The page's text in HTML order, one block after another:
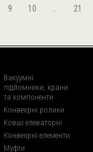
9 10 ...
21
Вакуумні
підйомники, крани
та компоненти
Конвеєрні ролики
Ковші елеваторні
Конвеєрні елементи
Муфти